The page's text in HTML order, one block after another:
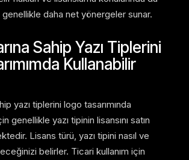
genellikle daha net yönergeler sunar.
Sahip Yazı Tiplerini
Kullanabilir
yazı tiplerini logo tasarımında
genellikle yazı tipinin lisansını satın
Lisans türü, yazı tipini nasıl ve
belirler. Ticari kullanım için